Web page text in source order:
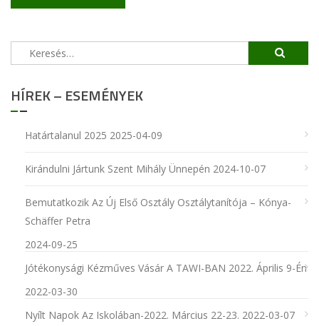
Keresés:
HÍREK – ESEMÉNYEK
Határtalanul 2025 2025-04-09
Kirándulni Jártunk Szent Mihály Ünnepén 2024-10-07
Bemutatkozik Az Új Első Osztály Osztálytanítója – Kónya-
Schäffer Petra
2024-09-25
Jótékonysági Kézműves Vásár A TAWI-BAN 2022. Április 9-Én
2022-03-30
Nyílt Napok Az Iskolában-2022. Március 22-23. 2022-03-07